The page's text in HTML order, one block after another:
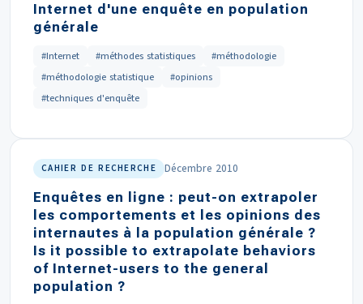
Internet d'une enquête en population
générale
#Internet #méthodes statistiques
#méthodologie
#méthodologie statistique
#opinions
#techniques d'enquête
CAHIER DE RECHERCHE Décembre 2010
Enquêtes en ligne : peut-on extrapoler
les comportements et les opinions des
internautes à la population générale ?
Is it possible to extrapolate behaviors
of Internet-users to the general
population ?